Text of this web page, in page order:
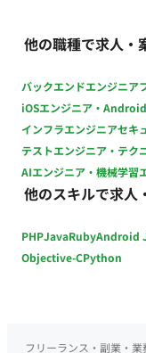
他の職種で求人・
バックエンドエンジニア
iOSエンジニア・
インフラエンジニアセキ
テストエンジニア・テク
AIエンジニア・機械学習
他のスキルで求人
PHPJavaRubyAndroid
Objective-CPython
フリーランス・副業・